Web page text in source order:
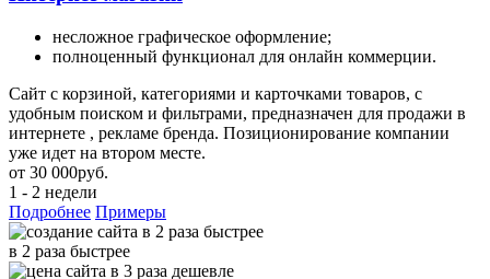
несложное графическое оформление;
полноценный функционал для онлайн коммерции.
Сайт с корзиной, категориями и карточками товаров, с
удобным поиском и фильтрами, предназначен для продажи в
интернете , рекламе бренда. Позиционирование компании
уже идет на втором месте.
от 30 000руб.
1 - 2 недели
Подробнее Примеры
в 2 раза быстрее